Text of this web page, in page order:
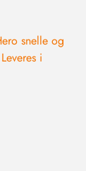
snelle og
i